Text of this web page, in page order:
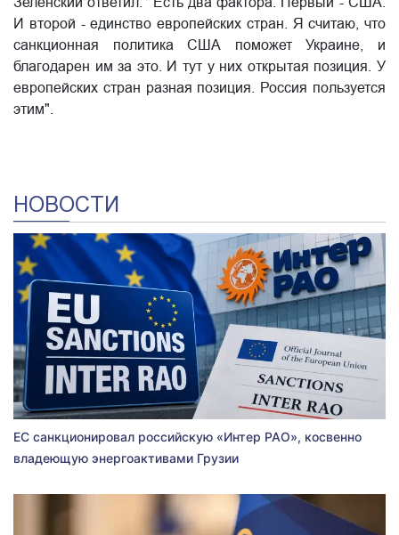
И второй - единство европейских стран. Я считаю, что
санкционная политика США поможет Украине, и
благодарен им за это. И тут у них открытая позиция. У
европейских стран разная позиция. Россия пользуется
этим".
НОВОСТИ
ЕС санкционировал российскую «Интер РАО», косвенно
владеющую энергоактивами Грузии